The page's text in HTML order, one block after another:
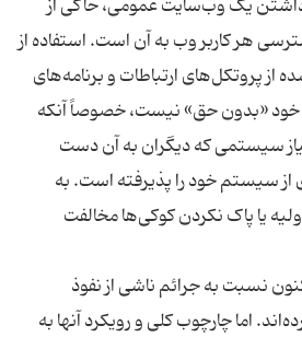
داشتن یک وب‌سایت عمومی، حاکی از
هر کاربر وب به آن است. استفاده از
از پروتکل‌های ارتباطات و برنامه‌های
خود «بدون حق» نیست، خصوصاً آنکه
سیستمی که دیگران به آن دست
از سیستم خود را پذیرفته است. به
یا پاک نکردن کوکی‌ها مخالفت
نسبت به جرائم ناشی از نفوذ
اما چارچوب کلی و رویکرد آنها به